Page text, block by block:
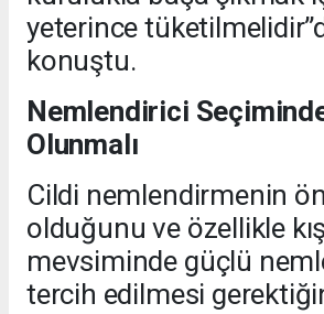
yeterince
konuştu.
Nemlendirici
Olunmalı
Cildi nemlendirmenin
olduğunu ve özellikle kış
mevsiminde güçlü
tercih edilmesi